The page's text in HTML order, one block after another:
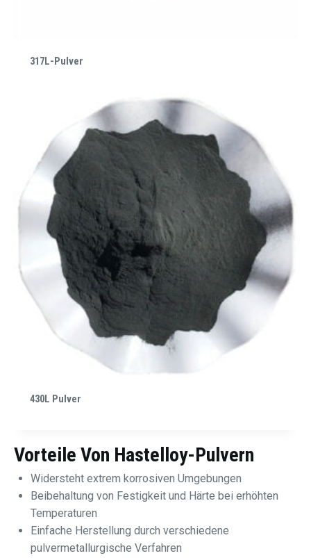
317L-Pulver
430L Pulver
Vorteile Von Hastelloy-Pulvern
Widersteht extrem korrosiven Umgebungen
Beibehaltung von Festigkeit und Härte bei erhöhten
Temperaturen
Einfache Herstellung durch verschiedene
pulvermetallurgische Verfahren